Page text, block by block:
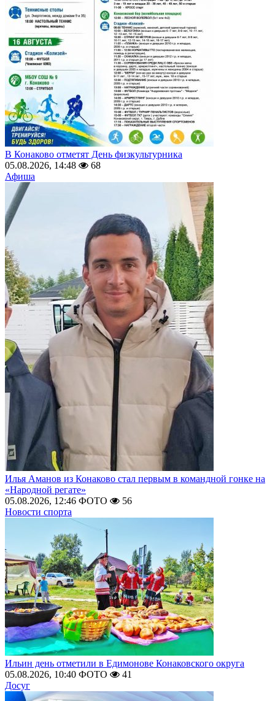
В Конаково отметят День физкультурника
05.08.2026, 14:48
68
Афиша
Илья Аманов из Конаково стал первым в командной гонке на
«Народной регате»
05.08.2026, 12:46 ФОТО
56
Новости спорта
Ильин день отметили в Едимонове Конаковского округа
05.08.2026, 10:40 ФОТО
41
Досуг